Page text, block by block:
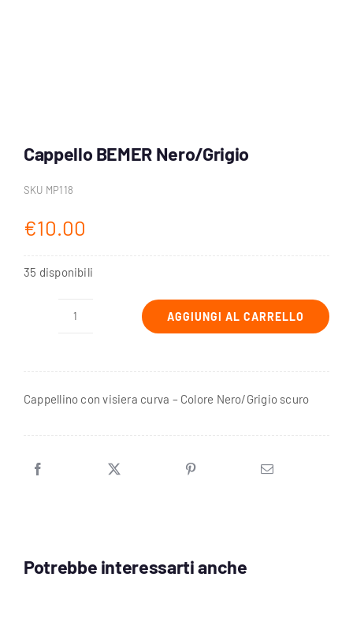
Cappello BEMER Nero/Grigio
SKU MP118
€10.00
35 disponibili
quantità
AGGIUNGI AL CARRELLO
Cappellino con visiera curva – Colore Nero/Grigio scuro
Potrebbe interessarti anche